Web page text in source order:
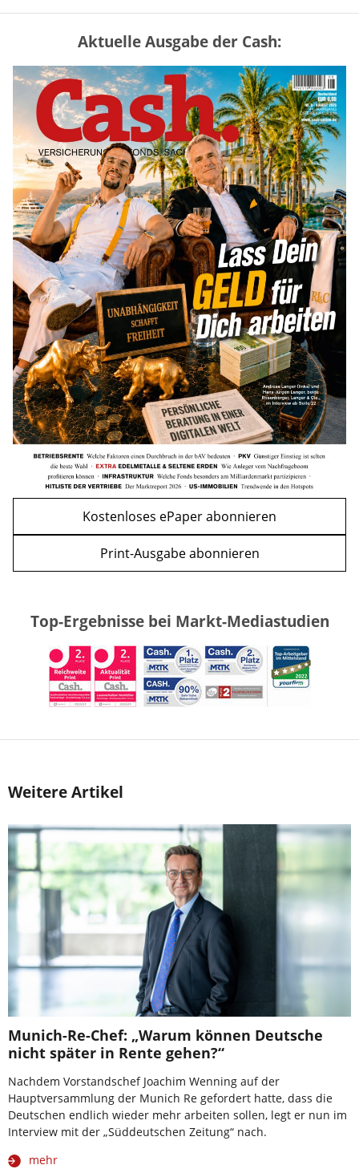
WEITERE ARTIKEL
zurückweiter
„Jung kauft Alt“ 2026: Neue Förderung im
Überblick – Tabelle mit Kreditbeträgen
und Einkommensgrenzen
mehr
Mütterrente III Tabelle: So viel Renten-
Nachzahlung ist pro Kind möglich
mehr
Apple-Aktie nach Quartalszahlen: Ist der
Kursrückgang jetzt eine Kaufchance?
mehr
Aktuelle Ausgabe der Cash:
Kostenloses ePaper abonnieren
Print-Ausgabe abonnieren
Top-Ergebnisse bei Markt-Mediastudien
Weitere Artikel
Munich-Re-Chef: „Warum können Deutsche
nicht später in Rente gehen?“
Nachdem Vorstandschef Joachim Wenning auf der
Hauptversammlung der Munich Re gefordert hatte, dass die
Deutschen endlich wieder mehr arbeiten sollen, legt er nun im
Interview mit der „Süddeutschen Zeitung“ nach.
mehr